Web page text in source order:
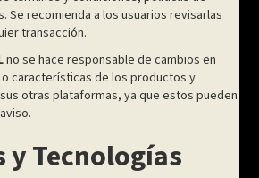
Se recomienda a los usuarios revisarlas
transacción.
no se hace responsable de cambios en
características de los productos y
otras plataformas, ya que estos pueden
y Tecnologías